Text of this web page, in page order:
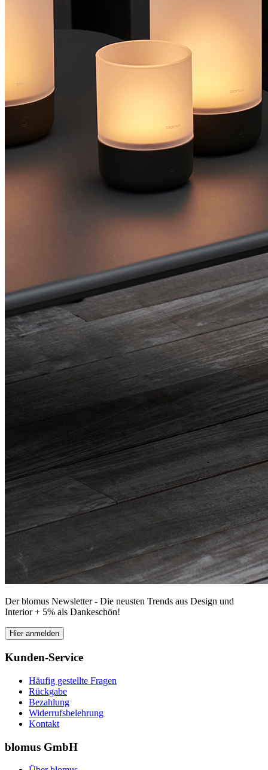
Der blomus Newsletter - Die neusten Trends aus Design und
Interior + 5% als Dankeschön!
Hier anmelden
Kunden-Service
Häufig gestellte Fragen
Rückgabe
Bezahlung
Widerrufsbelehrung
Kontakt
blomus GmbH